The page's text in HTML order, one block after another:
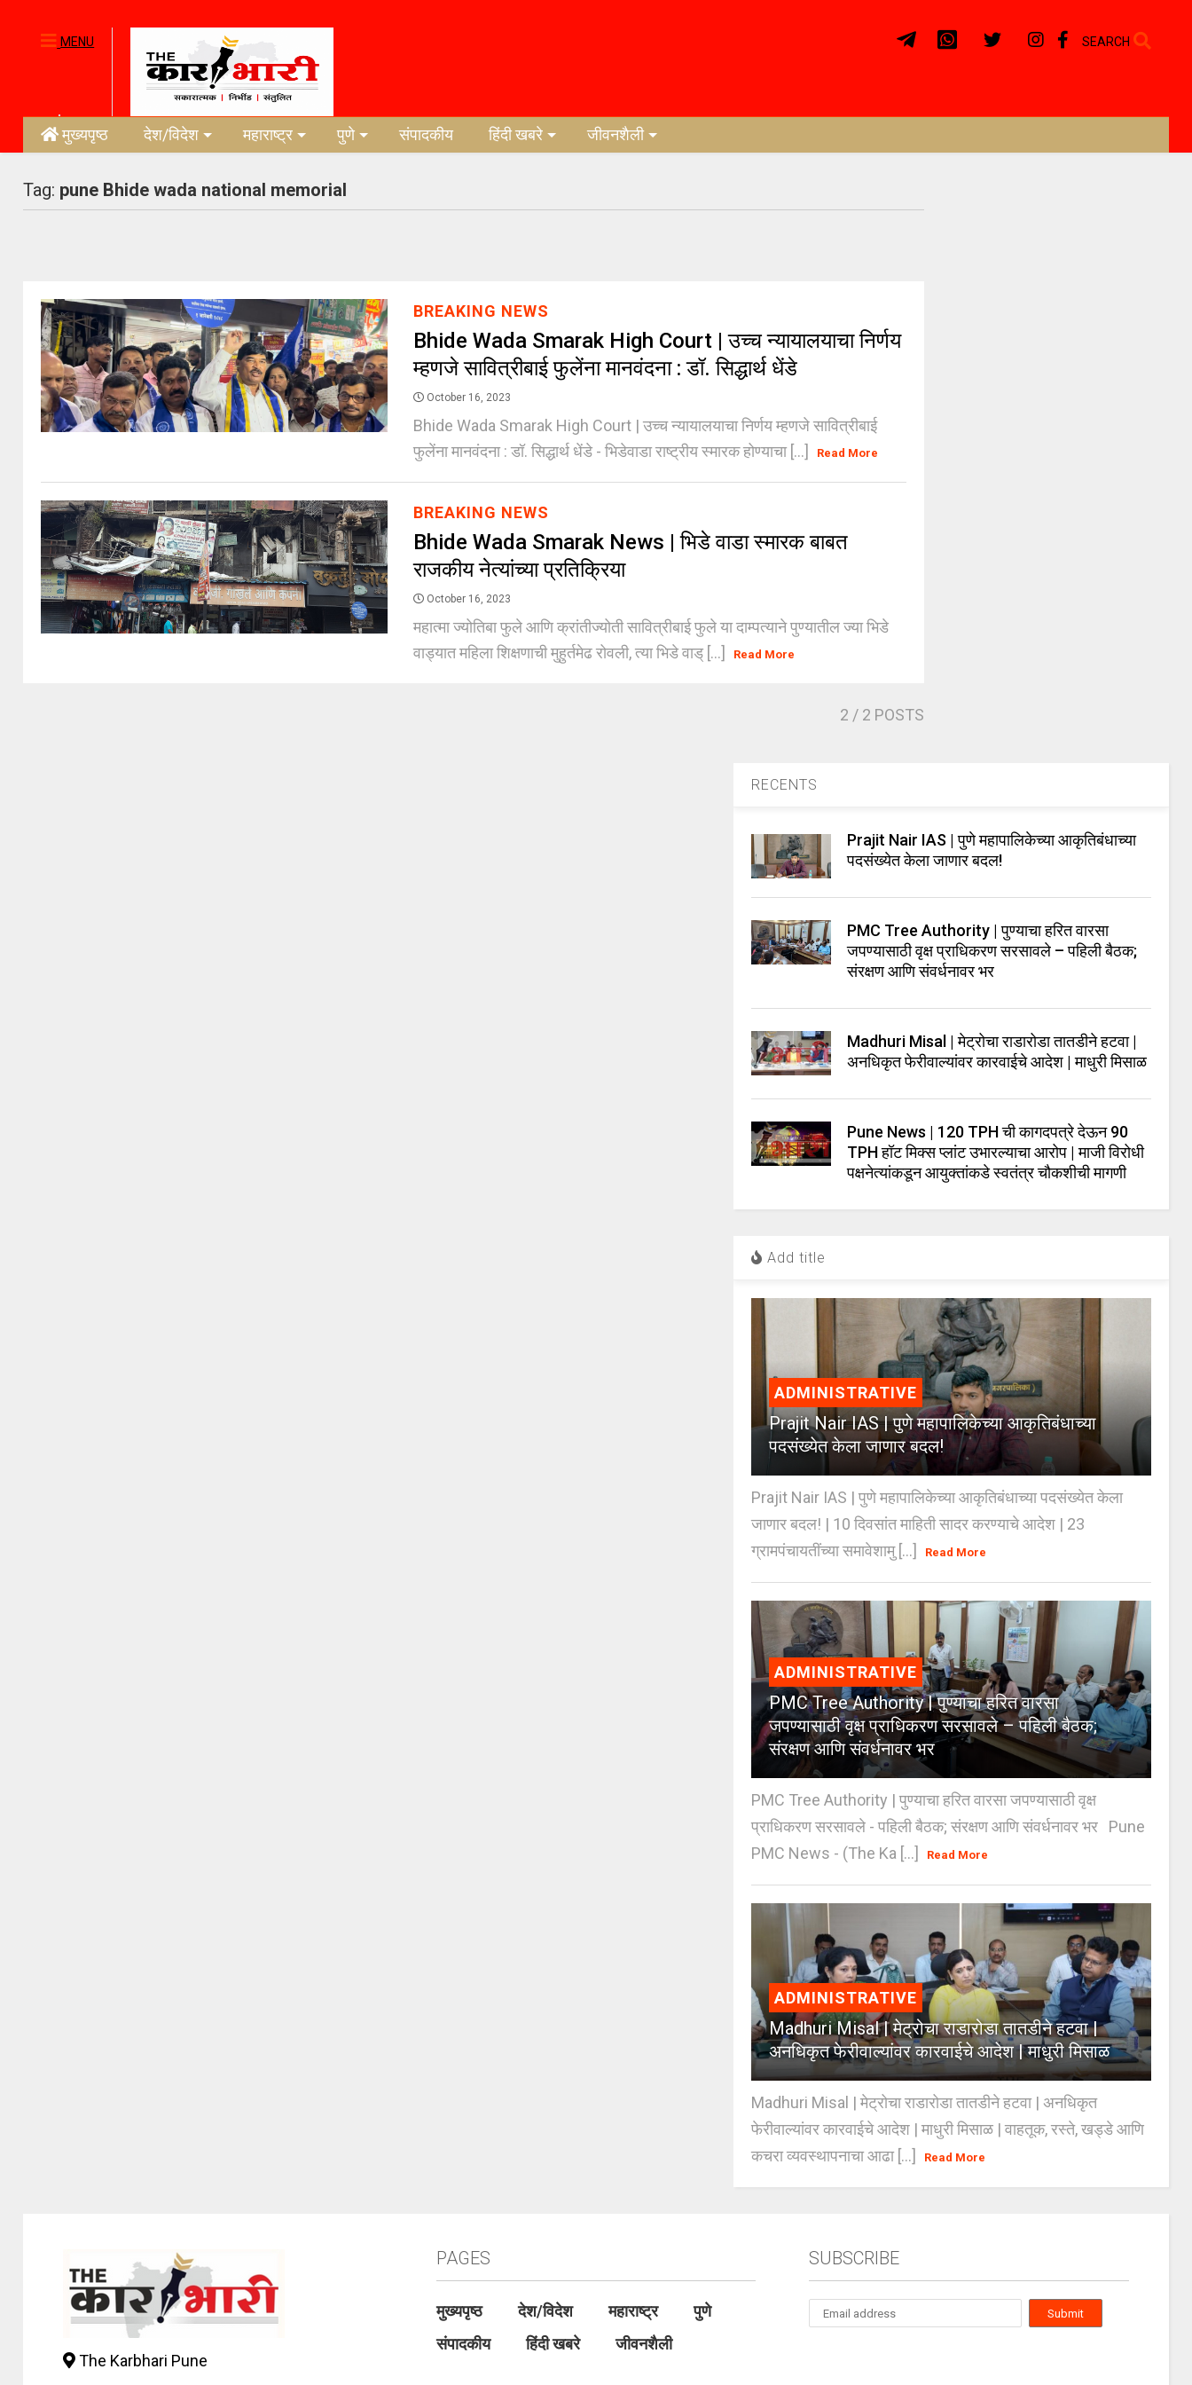
MENU SEARCH
मुख्यपृष्ठ देश/विदेश महाराष्ट्र पुणे संपादकीय हिंदी खबरे जीवनशैली
Tag: pune Bhide wada national memorial
BREAKING NEWS
Bhide Wada Smarak High Court | उच्च न्यायालयाचा निर्णय
म्हणजे सावित्रीबाई फुलेंना मानवंदना : डॉ. सिद्धार्थ धेंडे
October 16, 2023
Bhide Wada Smarak High Court | उच्च न्यायालयाचा निर्णय म्हणजे सावित्रीबाई
फुलेंना मानवंदना : डॉ. सिद्धार्थ धेंडे - भिडेवाडा राष्ट्रीय स्मारक होण्याचा [...]
Read More
BREAKING NEWS
Bhide Wada Smarak News | भिडे वाडा स्मारक बाबत
राजकीय नेत्यांच्या प्रतिक्रिया
October 16, 2023
महात्मा ज्योतिबा फुले आणि क्रांतीज्योती सावित्रीबाई फुले या दाम्पत्याने पुण्यातील ज्या भिडे
वाड्यात महिला शिक्षणाची मुहुर्तमेढ रोवली, त्या भिडे वाड् [...]
Read More
2 / 2 POSTS
RECENTS
Prajit Nair IAS | पुणे महापालिकेच्या आकृतिबंधाच्या
पदसंख्येत केला जाणार बदल!
PMC Tree Authority | पुण्याचा हरित वारसा
जपण्यासाठी वृक्ष प्राधिकरण सरसावले – पहिली बैठक;
संरक्षण आणि संवर्धनावर भर
Madhuri Misal | मेट्रोचा राडारोडा तातडीने हटवा |
अनधिकृत फेरीवाल्यांवर कारवाईचे आदेश | माधुरी मिसाळ
Pune News | 120 TPH ची कागदपत्रे देऊन 90
TPH हॉट मिक्स प्लांट उभारल्याचा आरोप | माजी विरोधी
पक्षनेत्यांकडून आयुक्तांकडे स्वतंत्र चौकशीची मागणी
Add title
ADMINISTRATIVE
Prajit Nair IAS | पुणे महापालिकेच्या आकृतिबंधाच्या
पदसंख्येत केला जाणार बदल!
Prajit Nair IAS | पुणे महापालिकेच्या आकृतिबंधाच्या पदसंख्येत केला
जाणार बदल! | 10 दिवसांत माहिती सादर करण्याचे आदेश | 23
ग्रामपंचायतींच्या समावेशामु [...]
Read More
ADMINISTRATIVE
PMC Tree Authority | पुण्याचा हरित वारसा
जपण्यासाठी वृक्ष प्राधिकरण सरसावले – पहिली बैठक;
संरक्षण आणि संवर्धनावर भर
PMC Tree Authority | पुण्याचा हरित वारसा जपण्यासाठी वृक्ष
प्राधिकरण सरसावले - पहिली बैठक; संरक्षण आणि संवर्धनावर भर Pune
PMC News - (The Ka [...]
Read More
ADMINISTRATIVE
Madhuri Misal | मेट्रोचा राडारोडा तातडीने हटवा |
अनधिकृत फेरीवाल्यांवर कारवाईचे आदेश | माधुरी मिसाळ
Madhuri Misal | मेट्रोचा राडारोडा तातडीने हटवा | अनधिकृत
फेरीवाल्यांवर कारवाईचे आदेश | माधुरी मिसाळ | वाहतूक, रस्ते, खड्डे आणि
कचरा व्यवस्थापनाचा आढा [...]
Read More
The Karbhari Pune
PAGES
मुख्यपृष्ठ देश/विदेश महाराष्ट्र
पुणे
संपादकीय
हिंदी खबरे जीवनशैली
SUBSCRIBE